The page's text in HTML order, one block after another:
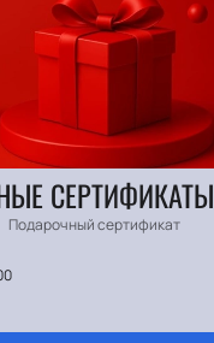
СЕРТИФИКАТЫ
Подарочный сертификат